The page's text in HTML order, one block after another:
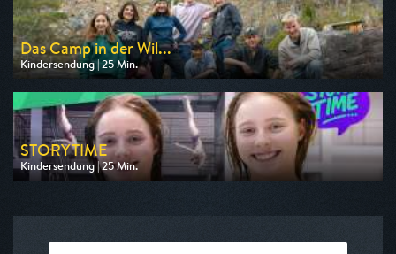
Das Camp in der Wil...
Kindersendung | 25 Min.
Ausgestrahlt von WDR
am 11.08.2026, 07:55
STORY TIME
Kindersendung | 25 Min.
Ausgestrahlt von KiKA